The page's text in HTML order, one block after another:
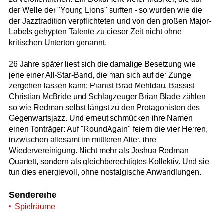
der Welle der "Young Lions" surften - so wurden wie die
der Jazztradition verpflichteten und von den großen Major-
Labels gehypten Talente zu dieser Zeit nicht ohne
kritischen Unterton genannt.
26 Jahre später liest sich die damalige Besetzung wie
jene einer All-Star-Band, die man sich auf der Zunge
zergehen lassen kann: Pianist Brad Mehldau, Bassist
Christian McBride und Schlagzeuger Brian Blade zählen
so wie Redman selbst längst zu den Protagonisten des
Gegenwartsjazz. Und erneut schmücken ihre Namen
einen Tonträger: Auf "RoundAgain" feiern die vier Herren,
inzwischen allesamt im mittleren Alter, ihre
Wiedervereinigung. Nicht mehr als Joshua Redman
Quartett, sondern als gleichberechtigtes Kollektiv. Und sie
tun dies energievoll, ohne nostalgische Anwandlungen.
Sendereihe
Spielräume